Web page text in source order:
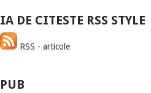
IA DE CITESTE RSS STYLE
RSS - articole
PUB